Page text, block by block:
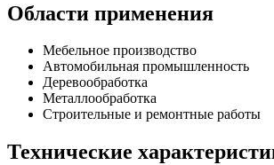
Области применения
Мебельное производство
Автомобильная промышленность
Деревообработка
Металлообработка
Строительные и ремонтные работы
Технические